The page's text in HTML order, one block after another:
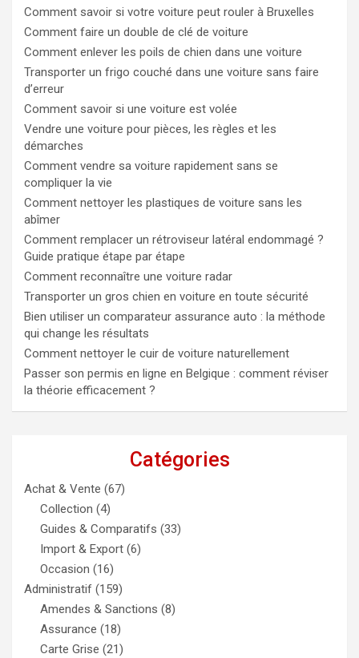
Comment savoir si votre voiture peut rouler à Bruxelles
Comment faire un double de clé de voiture
Comment enlever les poils de chien dans une voiture
Transporter un frigo couché dans une voiture sans faire
d’erreur
Comment savoir si une voiture est volée
Vendre une voiture pour pièces, les règles et les
démarches
Comment vendre sa voiture rapidement sans se
compliquer la vie
Comment nettoyer les plastiques de voiture sans les
abîmer
Comment remplacer un rétroviseur latéral endommagé ?
Guide pratique étape par étape
Comment reconnaître une voiture radar
Transporter un gros chien en voiture en toute sécurité
Bien utiliser un comparateur assurance auto : la méthode
qui change les résultats
Comment nettoyer le cuir de voiture naturellement
Passer son permis en ligne en Belgique : comment réviser
la théorie efficacement ?
Catégories
Achat & Vente (67)
Collection (4)
Guides & Comparatifs (33)
Import & Export (6)
Occasion (16)
Administratif (159)
Amendes & Sanctions (8)
Assurance (18)
Carte Grise (21)